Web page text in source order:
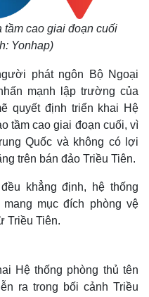
tầm cao giai đoạn cuối
Yonhap)
phát ngôn Bộ Ngoại
mạnh lập trường của
quyết định triển khai Hệ
tầm cao giai đoạn cuối, vì
Quốc và không có lợi
trên bán đảo Triều Tiên.
khẳng định, hệ thống
mục đích phòng vệ
Triều Tiên.
Hệ thống phòng thủ tên
ra trong bối cảnh Triều